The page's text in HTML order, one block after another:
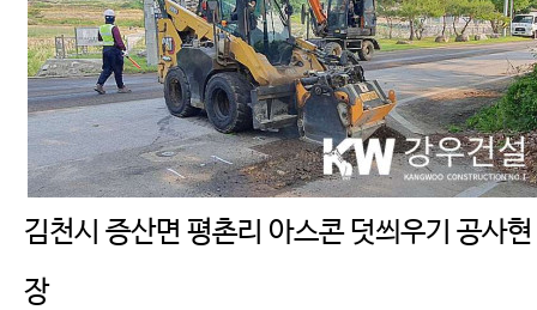
김천시 증산면 평촌리 아스콘 덧씌우기 공사현
장